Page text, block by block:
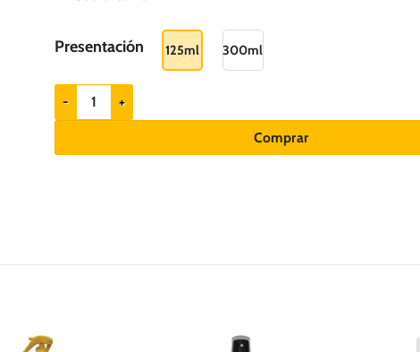
Presentación 125ml 300ml
Dermapet Fragance Attitude - Perfume para perros machos cantidad
Comprar